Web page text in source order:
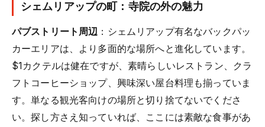
シェムリアップの町：寺院の外の魅力
パブストリート周辺 ：シェムリアップ有名なバックパッ
カーエリアは、より多面的な場所へと進化しています。
$1カクテルは健在ですが、素晴らしいレストラン、クラ
フトコーヒーショップ、興味深い屋台料理も揃っていま
す。単なる観光客向けの場所と切り捨てないでくださ
い。探し方さえ知っていれば、ここには素敵な食事があ